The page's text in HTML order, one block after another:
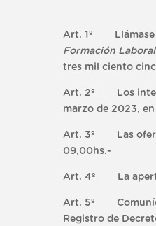
Art. 1º Llámase
Formación
tres mil ciento
Art. 2º Los
marzo de 2023,
Art. 3º Las
09,00hs.-
Art. 4º La
Art. 5º
Registro de